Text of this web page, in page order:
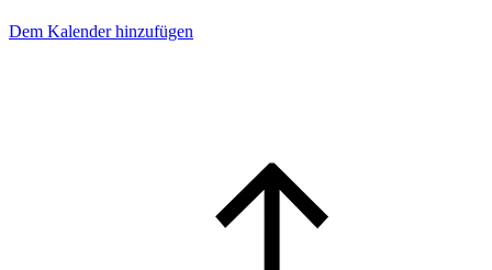
Dem Kalender hinzufügen